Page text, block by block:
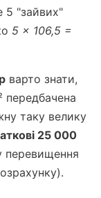
5 "зайвих"
5 × 106,5 =
варто знати,
таку велику
25 000
перевищення